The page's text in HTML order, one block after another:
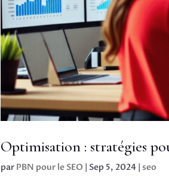
Optimisation : stratégies
par PBN pour le SEO | Sep 5, 2024 |seo